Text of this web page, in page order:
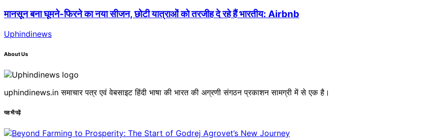
मानसून बना घूमने-फिरने का नया सीजन, छोटी यात्राओं को तरजीह दे रहे हैं भारतीय: Airbnb
Uphindinews
About Us
uphindinews.in समाचार पत्र एवं वेबसाइट हिंदी भाषा की भारत की अग्रणी संगठन प्रकाशन सामग्री में से एक है।
यह भी पढ़ें